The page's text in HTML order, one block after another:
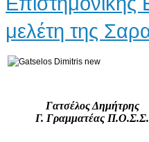
Γατσέλος Δημήτρης
Γ. Γραμματέας Π.Ο.Σ.Σ.